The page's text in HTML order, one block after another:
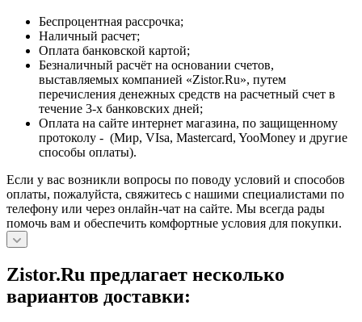
Беспроцентная рассрочка;
Наличный расчет;
Оплата банковской картой;
Безналичный расчёт на основании счетов,
выставляемых компанией «Zistor.Ru», путем
перечисления денежных средств на расчетный счет в
течение 3-х банковских дней;
Оплата на сайте интернет магазина, по защищенному
протоколу - (Мир, VIsa, Mastercard, YooMoney и другие
способы оплаты).
Если у вас возникли вопросы по поводу условий и способов
оплаты, пожалуйста, свяжитесь с нашими специалистами по
телефону или через онлайн-чат на сайте. Мы всегда рады
помочь вам и обеспечить комфортные условия для покупки.
Zistor.Ru предлагает несколько
вариантов доставки: